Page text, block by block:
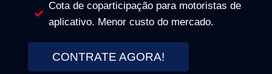
Cota de coparticipação para motoristas de
aplicativo. Menor custo do mercado.
CONTRATE AGORA!